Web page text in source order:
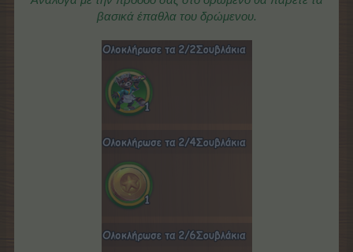
βασικά έπαθλα του δρώμενου.